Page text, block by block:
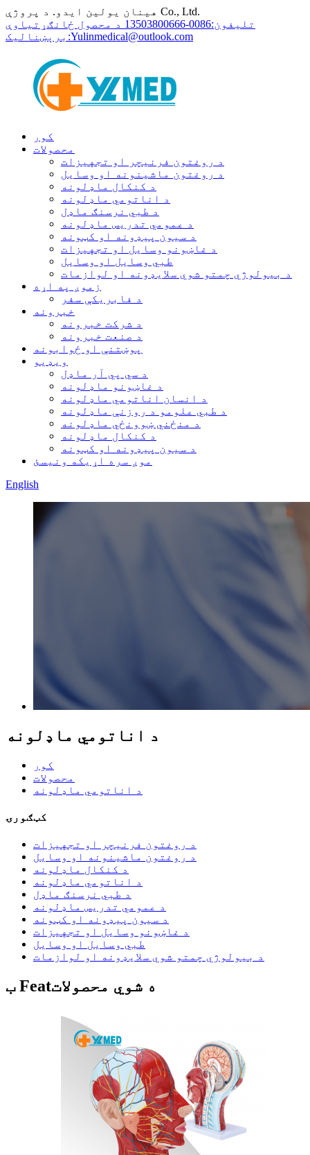
هینان یولین ایدو. د پروژې Co., Ltd.
تلیفون:0086-13503800666 د محصول ځانګړتیاوې
برېښنالیک:Yulinmedical@outlook.com
کور
محصولات
د روغتون فرنیچر او تجهیزات
د روغتون ماشینونه او وسایل
د کنکال ماډلونه
د اناتومي ماډلونه
د طبي نرسنګ ماډل
د عمومي تدریس ماډلونه
د سیون پیډونه او کټونه
د غاښونو وسایل او تجهیزات
طبي وسایل او وسایل
د بیولوژي چمتو شوي سلایډونه او لوازمات
زموږ په اړه
د فابریکې سفر
خبرونه
د شرکت خبرونه
د صنعت خبرونه
پوښتنې او ځوابونه
ویډیو
د سي پي آر ماډل
د غاښونو ماډلونه
د انسان اناتومي ماډلونه
د طبي علومو د روزنې ماډلونه
د منځني ښوونځي ماډلونه
د کنکال ماډلونه
د سیون پیډونه او کټونه
موږ سره اړیکه ونیسئ
English
د اناتومي ماډلونه
کور
محصولات
د اناتومي ماډلونه
کټګورۍ
د روغتون فرنیچر او تجهیزات
د روغتون ماشینونه او وسایل
د کنکال ماډلونه
د اناتومي ماډلونه
د طبي نرسنګ ماډل
د عمومي تدریس ماډلونه
د سیون پیډونه او کټونه
د غاښونو وسایل او تجهیزات
طبي وسایل او وسایل
د بیولوژي چمتو شوي سلایډونه او لوازمات
ب Featه شوي محصولات